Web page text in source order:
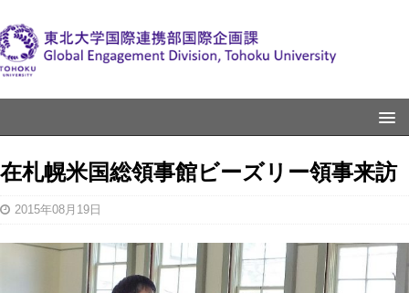
在札幌米国総領事館ビーズリー領事来訪
2015年08月19日